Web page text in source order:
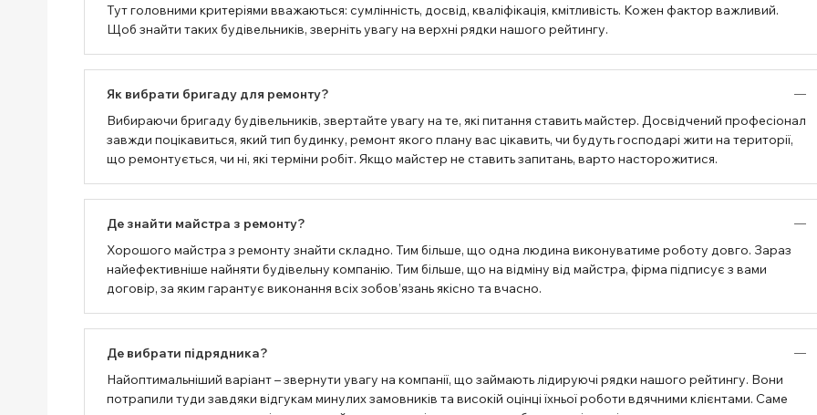
Тут головними критеріями вважаються: сумлінність, досвід, кваліфікація, кмітливість. Кожен фактор важливий.
Щоб знайти таких будівельників, зверніть увагу на верхні рядки нашого рейтингу.
Як вибрати бригаду для ремонту?
Вибираючи бригаду будівельників, звертайте увагу на те, які питання ставить майстер. Досвідчений професіонал
завжди поцікавиться, який тип будинку, ремонт якого плану вас цікавить, чи будуть господарі жити на території,
що ремонтується, чи ні, які терміни робіт. Якщо майстер не ставить запитань, варто насторожитися.
Де знайти майстра з ремонту?
Хорошого майстра з ремонту знайти складно. Тим більше, що одна людина виконуватиме роботу довго. Зараз
найефективніше найняти будівельну компанію. Тим більше, що на відміну від майстра, фірма підписує з вами
договір, за яким гарантує виконання всіх зобов’язань якісно та вчасно.
Де вибрати підрядника?
Найоптимальніший варіант – звернути увагу на компанії, що займають лідируючі рядки нашого рейтингу. Вони
потрапили туди завдяки відгукам минулих замовників та високій оцінці їхньої роботи вдячними клієнтами. Саме